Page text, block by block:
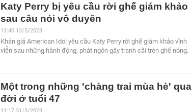
Katy Perry bị yêu cầu rời ghế giám khảo
sau câu nói vô duyên
13:40 13/5/2023
Khán giả American Idol yêu cầu Katy Perry rời ghế giám khảo vĩnh
viễn sau những hành động, phát ngôn gây tranh cãi trên ghế nóng.
Một trong những 'chàng trai mùa hè' qua
đời ở tuổi 47